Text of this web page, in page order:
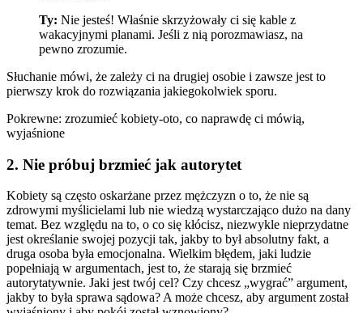
Ty: Nie jesteś! Właśnie skrzyżowały ci się kable z
wakacyjnymi planami. Jeśli z nią porozmawiasz, na
pewno zrozumie.
Słuchanie mówi, że zależy ci na drugiej osobie i zawsze jest to
pierwszy krok do rozwiązania jakiegokolwiek sporu.
Pokrewne: zrozumieć kobiety-oto, co naprawdę ci mówią,
wyjaśnione
2. Nie próbuj brzmieć jak autorytet
Kobiety są często oskarżane przez mężczyzn o to, że nie są
zdrowymi myślicielami lub nie wiedzą wystarczająco dużo na dany
temat. Bez względu na to, o co się kłócisz, niezwykle nieprzydatne
jest określanie swojej pozycji tak, jakby to był absolutny fakt, a
druga osoba była emocjonalna. Wielkim błędem, jaki ludzie
popełniają w argumentach, jest to, że starają się brzmieć
autorytatywnie. Jaki jest twój cel? Czy chcesz „wygrać” argument,
jakby to była sprawa sądowa? A może chcesz, aby argument został